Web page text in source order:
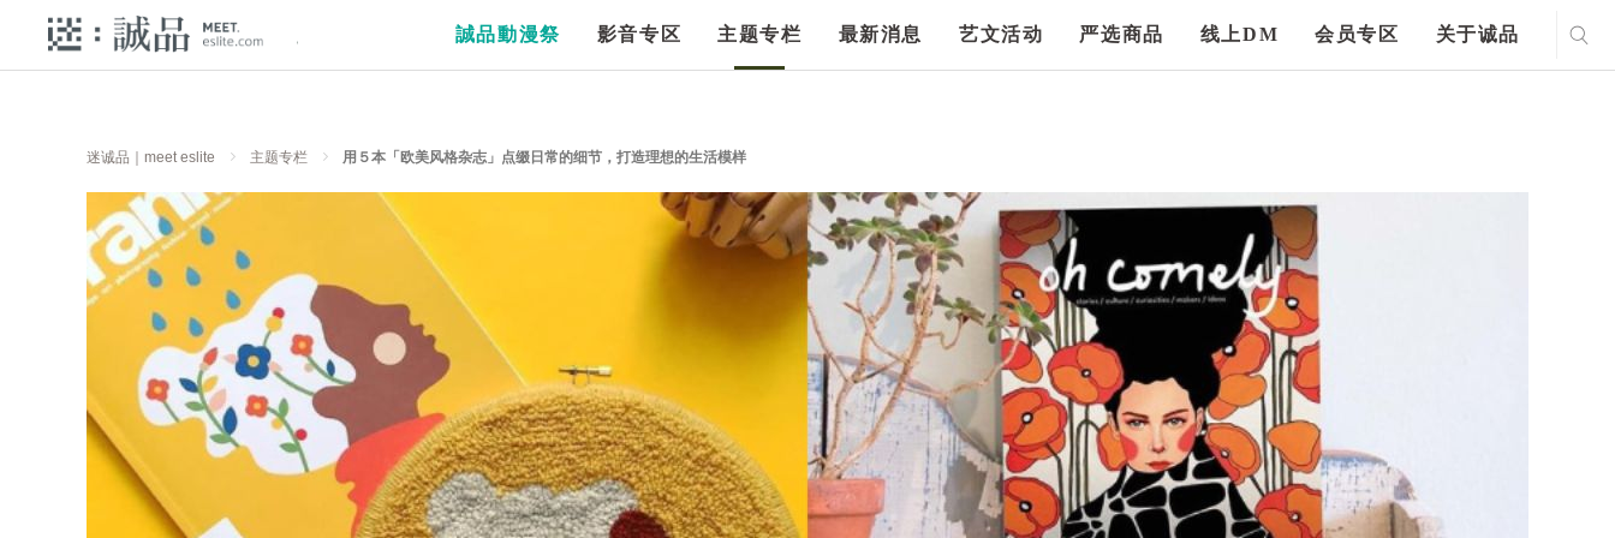
誠品動漫祭 影音专区 主题专栏 最新消息 艺文活动 严选商品 线上DM 会员专区 关于诚品
迷诚品｜meet eslite 主题专栏 用５本「欧美风格杂志」点缀日常的细节，打造理想的生活模样